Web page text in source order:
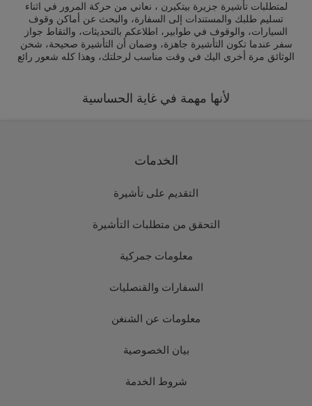
لمتطلبات تأشيرة جزيرة بيتكيرن ، نعاني من حركة المرور في اثناء
تسليم طلبك والمستندات إلى السفارة، والبحث عن أماكن وقوف
السيارات، والوقوف في طوابير، اطلاعكم بالتحديثات، والتقاط جواز
سفر عندما تكون التأشيرة جاهزة، وضمان أن التأشيرة صحيحة، شحن
الوثائق مرة أخرى اليك في وقت مناسب لرحلتك، وهذا كله شعور رائع
لأنها مهمة في غاية الحساسية
الخدمات
التقديم على تأشيرة
التحقق من متطلبات التأشيرة
معلومات جمركية
السفارات والقنصليات
معلومات عن الشنغن
بيان الخصوصية
شروط الخدمة